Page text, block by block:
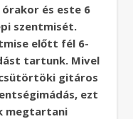
és este 6
szentmisét.
előtt fél 6-
tartunk. Mivel
gitáros
ezt
megtartani